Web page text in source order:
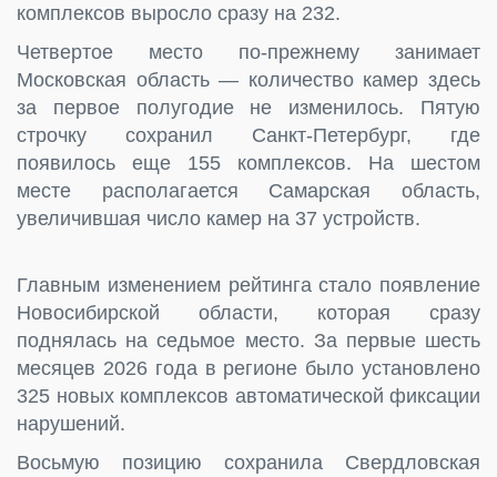
комплексов выросло сразу на 232.
Четвертое место по-прежнему занимает
Московская область — количество камер здесь
за первое полугодие не изменилось. Пятую
строчку сохранил Санкт-Петербург, где
появилось еще 155 комплексов. На шестом
месте располагается Самарская область,
увеличившая число камер на 37 устройств.
Главным изменением рейтинга стало появление
Новосибирской области, которая сразу
поднялась на седьмое место. За первые шесть
месяцев 2026 года в регионе было установлено
325 новых комплексов автоматической фиксации
нарушений.
Восьмую позицию сохранила Свердловская